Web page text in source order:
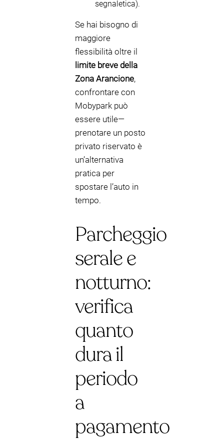
segnaletica).
Se hai bisogno di
maggiore
flessibilità oltre il
limite breve della
Zona Arancione,
confrontare con
Mobypark può
essere utile—
prenotare un posto
privato riservato è
un’alternativa
pratica per
spostare l’auto in
tempo.
Parcheggio
serale e
notturno:
verifica
quanto
dura il
periodo
a
pagamento